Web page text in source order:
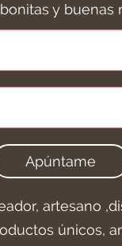
y buenas
Apúntame
artesano
únicos,